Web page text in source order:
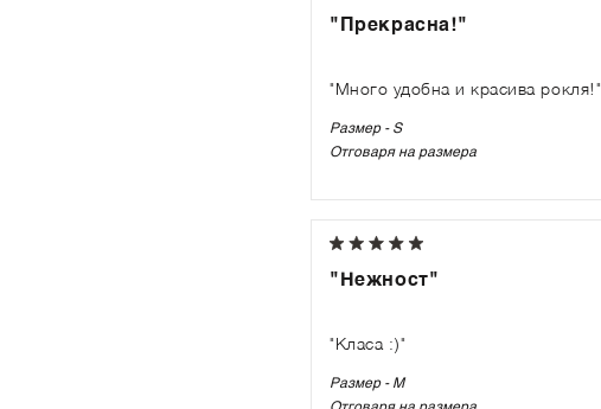
"Прекрасна!"
"Много удобна и красива рокля!"
Размер - S
Отговаря на размера
"Нежност"
"Класа :)"
Размер - M